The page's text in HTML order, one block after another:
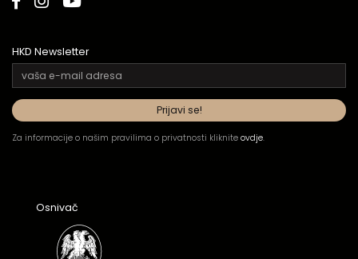
HKD Newsletter
Za informacije o našim pravilima o privatnosti kliknite ovdje.
Osnivač